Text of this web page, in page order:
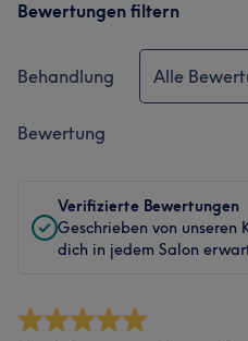
Bewertungen filtern
Behandlung Alle
Bewertung
Verifizierte Bewertungen
Geschrieben von
dich in jedem Salon